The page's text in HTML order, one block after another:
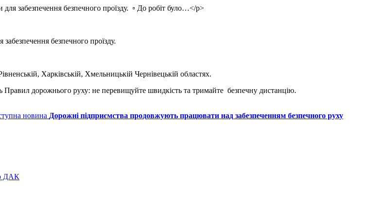
забезпечення безпечного проїзду. ▫ До робіт було…</p>
безпечного проїзду.
Харківській, Хмельницькій Чернівецькій областях.
дорожнього руху: не перевищуйте швидкість та тримайте безпечну дистанцію.
новина Дорожні підприємства продовжують працювати над забезпеченням безпечного руху
ДАК